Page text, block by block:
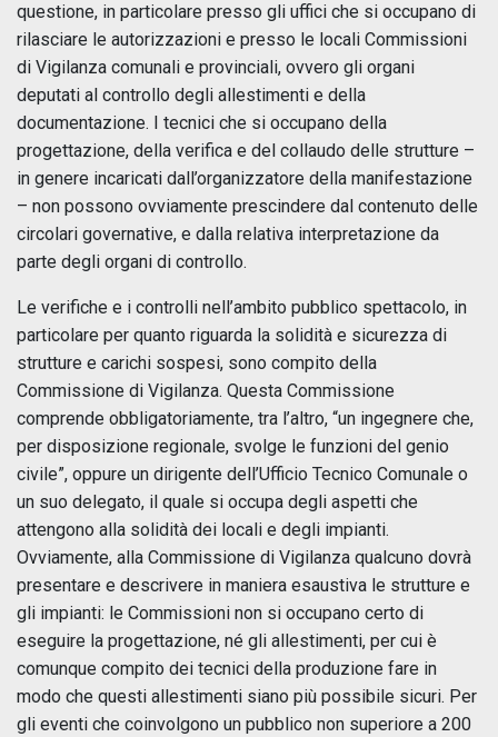
questione, in particolare presso gli uffici che si occupano di
rilasciare le autorizzazioni e presso le locali Commissioni
di Vigilanza comunali e provinciali, ovvero gli organi
deputati al controllo degli allestimenti e della
documentazione. I tecnici che si occupano della
progettazione, della verifica e del collaudo delle strutture –
in genere incaricati dall’organizzatore della manifestazione
– non possono ovviamente prescindere dal contenuto delle
circolari governative, e dalla relativa interpretazione da
parte degli organi di controllo.
Le verifiche e i controlli nell’ambito pubblico spettacolo, in
particolare per quanto riguarda la solidità e sicurezza di
strutture e carichi sospesi, sono compito della
Commissione di Vigilanza. Questa Commissione
comprende obbligatoriamente, tra l’altro, “un ingegnere che,
per disposizione regionale, svolge le funzioni del genio
civile”, oppure un dirigente dell’Ufficio Tecnico Comunale o
un suo delegato, il quale si occupa degli aspetti che
attengono alla solidità dei locali e degli impianti.
Ovviamente, alla Commissione di Vigilanza qualcuno dovrà
presentare e descrivere in maniera esaustiva le strutture e
gli impianti: le Commissioni non si occupano certo di
eseguire la progettazione, né gli allestimenti, per cui è
comunque compito dei tecnici della produzione fare in
modo che questi allestimenti siano più possibile sicuri. Per
gli eventi che coinvolgono un pubblico non superiore a 200